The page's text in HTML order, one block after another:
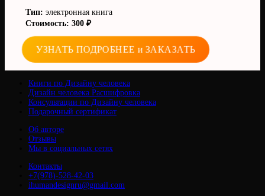
Тип: электронная книга
Стоимость: 300 ₽
УЗНАТЬ ПОДРОБНЕЕ и ЗАКАЗАТЬ
Книги по Дизайну человека
Дизайн человека Расшифровка
Консультации по Дизайну человека
Подарочный сертификат
Об авторе
Отзывы
Мы в социальных сетях
Контакты
+7(978)-528-42-03
ihumandesignru@gmail.com